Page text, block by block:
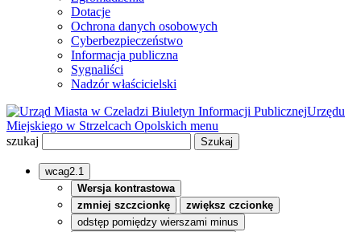
Dotacje
Ochrona danych osobowych
Cyberbezpieczeństwo
Informacja publiczna
Sygnaliści
Nadzór właścicielski
Biuletyn Informacji PublicznejUrzędu
Miejskiego w Strzelcach Opolskich menu
szukaj
wcag2.1
Wersja kontrastowa
zmniej szczcionkę
zwiększ czcionkę
odstęp pomiędzy wierszami minus